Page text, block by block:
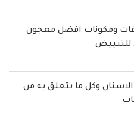
ومكونات افضل معجون
للتبييض
وكل ما يتعلق به من